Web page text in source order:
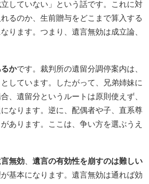
していない」という話です。これに対
るのか、生前贈与をどこまで算入する
ります。つまり、遺言無効は成立論、
かです。裁判所の遺留分調停案内は、
しています。したがって、兄弟姉妹に
、遺留分というルートは原則使えず、
なります。逆に、配偶者や子、直系尊
あります。ここは、争い方を選ぶうえ
無効、 遺言の有効性を崩すのは難しい
基本になります。遺言無効は通れば効